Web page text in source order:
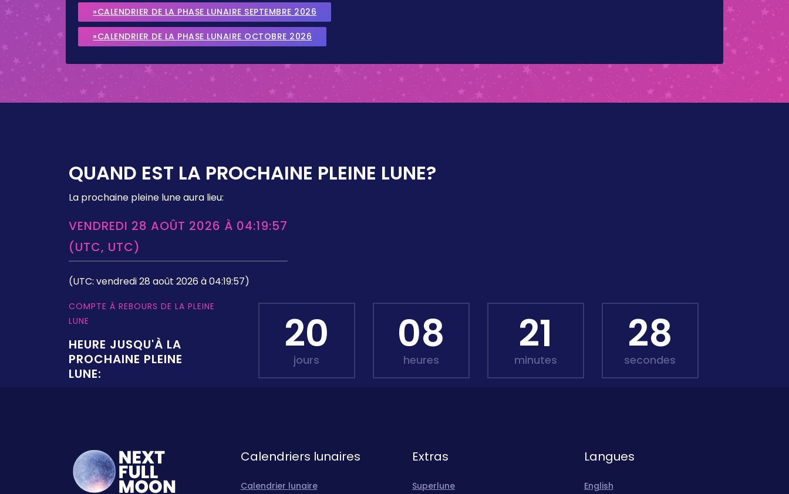
»CALENDRIER DE LA PHASE LUNAIRE SEPTEMBRE 2026
»CALENDRIER DE LA PHASE LUNAIRE OCTOBRE 2026
QUAND EST LA PROCHAINE PLEINE LUNE?
La prochaine pleine lune aura lieu:
VENDREDI 28 AOÛT 2026 À 04:19:57
(UTC, UTC)
(UTC: vendredi 28 août 2026 à 04:19:57)
COMPTE À REBOURS DE LA PLEINE
LUNE
HEURE JUSQU'À LA
PROCHAINE PLEINE
LUNE:
20
jours
08
heures
21
minutes
27
secondes
Calendriers lunaires
Calendrier lunaire
Extras
Superlune
Langues
English